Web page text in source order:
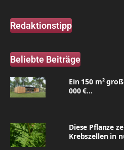
Redaktionstipp
Beliebte Beiträge
Ein 150 m²
000 €...
Diese Pflanze
Krebszellen in